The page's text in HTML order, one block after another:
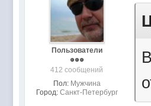
Пользователи
412 сообщений
Пол: Мужчина
Город: Санкт-Петербург